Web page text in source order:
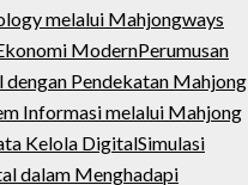
melalui Mahjongways
ModernPerumusan
Pendekatan Mahjong
Informasi melalui Mahjong
Kelola DigitalSimulasi
dalam Menghadapi